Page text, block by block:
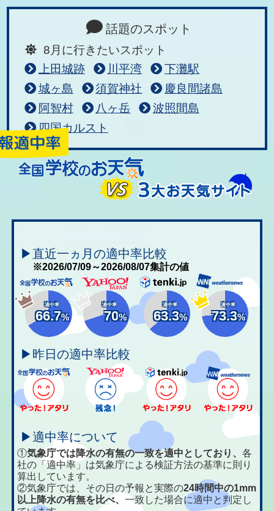
話題のスポット
8月に行きたいスポット
上田城跡
川平湾
下灘駅
城ヶ島
須賀神社
慶良間諸島
阿智村
八ヶ岳
波照間島
四国カルスト
▶直近一ヵ月の適中率比較
※2026/07/09～2026/08/07集計の値
適中率
66.7%
適中率
70%
適中率
63.3%
適中率
73.3%
▶昨日の適中率比較
▶適中率について
①気象庁では降水の有無の一致を適中としており、各
社の「適中率」は気象庁による検証方法の基準に則り
算出しています。
②気象庁では、その日の予報と実際の24時間中の1mm
以上降水の有無を比べ、一致した場合に適中と判定し